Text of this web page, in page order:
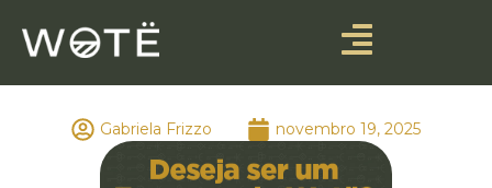
Gabriela Frizzo novembro 19, 2025